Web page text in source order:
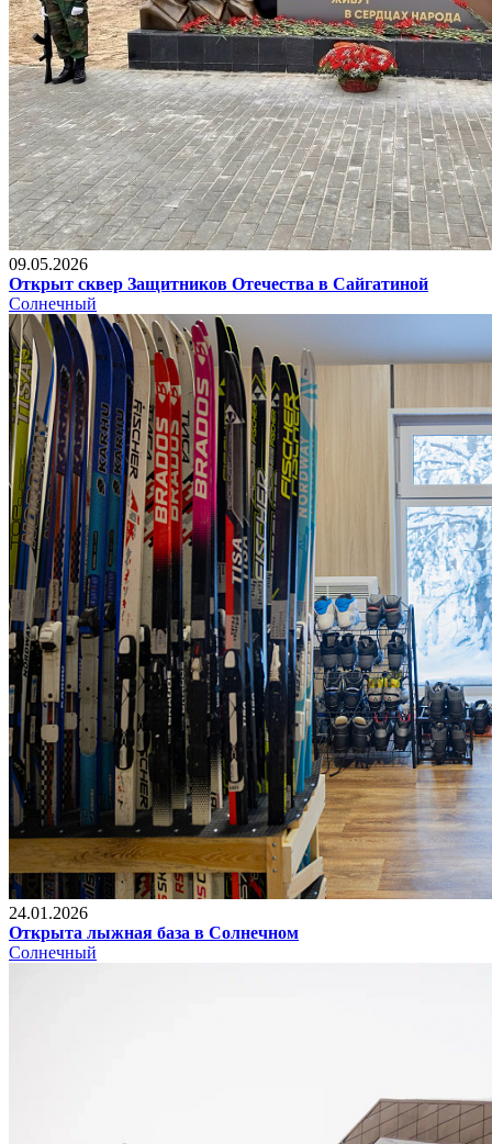
09.05.2026
Открыт сквер Защитников Отечества в Сайгатиной
Солнечный
24.01.2026
Открыта лыжная база в Солнечном
Солнечный